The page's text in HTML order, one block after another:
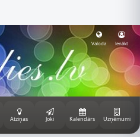
Valoda Ienākt
Atziņas Joki Kalendārs Uzņēmumi